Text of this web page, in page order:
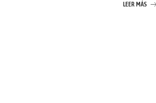
LEER MÁS